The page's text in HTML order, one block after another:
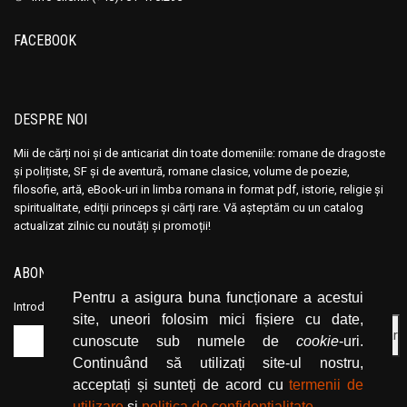
Pentru a asigura buna funcționare a acestui
site, uneori folosim mici fișiere cu date,
cunoscute sub numele de cookie-uri.
Continuând să utilizați site-ul nostru,
acceptați și sunteți de acord cutermenii de
Ana Maria Marin
Anais Nin
Anatolie Panis
Andocide
Andre Bejin
Andre Castelot
Andre Leroi-Gourhan
Andre Malraux
Andre Maurois
Andre Theuriet
Ana Maria Marin
Anais Nin
Anatolie Panis
Andocide
Andre Bejin
Andre Castelot
Andre Leroi-Gourhan
Andre Malraux
Andre Maurois
Andre Theuriet
FACEBOOK
DESPRE NOI
Mii de cărți noi și de anticariat din toate domeniile: romane de dragoste
și polițiste, SF și de aventură, romane clasice, volume de poezie,
filosofie, artă, eBook-uri in limba romana in format pdf, istorie, religie și
spiritualitate, ediții princeps și cărți rare. Vă așteptăm cu un catalog
actualizat zilnic cu noutăți și promoții!
ABONEAZĂ-TE LA NEWSLETTER
Introduceți adresa dvs. de email și dați click pe butonul de abonare.